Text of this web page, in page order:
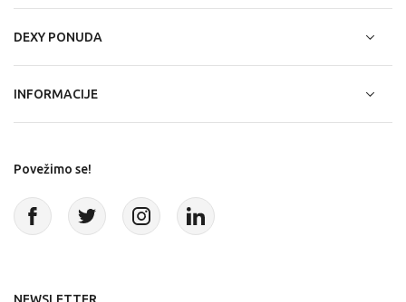
DEXY PONUDA
INFORMACIJE
Povežimo se!